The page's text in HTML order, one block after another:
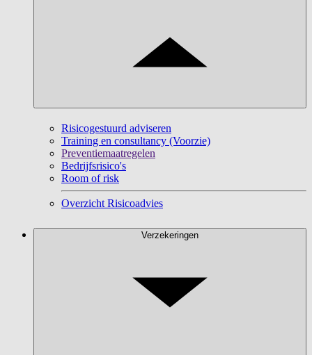
Risicogestuurd adviseren
Training en consultancy (Voorzie)
Preventiemaatregelen
Bedrijfsrisico's
Room of risk
Overzicht Risicoadvies
Verzekeringen